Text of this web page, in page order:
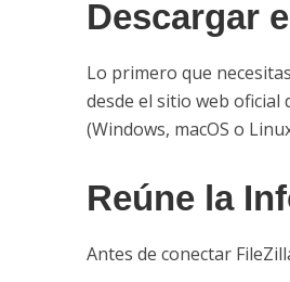
Descargar
Lo primero que
desde el sitio web oficial
(Windows, macOS o
Reúne la
Antes de conectar